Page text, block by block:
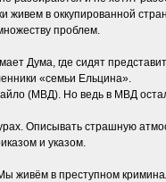
живем в оккупированной
проблем.
Дума, где сидят
«семьи Ельцина».
(МВД). Но ведь в МВД
Описывать страшную
и указом.
живём в преступном